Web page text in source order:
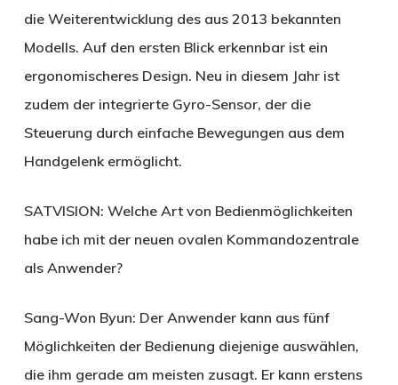
die Weiterentwicklung des aus 2013 bekannten
Modells. Auf den ersten Blick erkennbar ist ein
ergonomischeres Design. Neu in diesem Jahr ist
zudem der integrierte Gyro-Sensor, der die
Steuerung durch einfache Bewegungen aus dem
Handgelenk ermöglicht.
SATVISION: Welche Art von Bedienmöglichkeiten
habe ich mit der neuen ovalen Kommandozentrale
als Anwender?
Sang-Won Byun: Der Anwender kann aus fünf
Möglichkeiten der Bedienung diejenige auswählen,
die ihm gerade am meisten zusagt. Er kann erstens